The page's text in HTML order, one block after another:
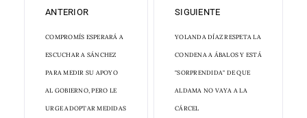
ANTERIOR
COMPROMÍS ESPERARÁ A
ESCUCHAR A SÁNCHEZ
PARA MEDIR SU APOYO
AL GOBIERNO, PERO LE
URGE ADOPTAR MEDIDAS
SIGUIENTE
YOLANDA DÍAZ RESPETA LA
CONDENA A ÁBALOS Y ESTÁ
"SORPRENDIDA" DE QUE
ALDAMA NO VAYA A LA
CÁRCEL